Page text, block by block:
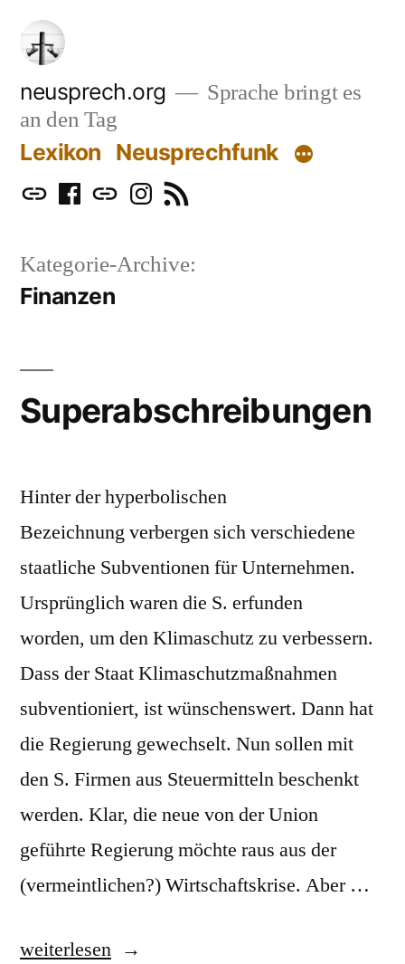
Zum
Inhalt
springen
neusprech.org
Sprache bringt es
an den Tag
Lexikon Neusprechfunk
MastodonFacebook
BlueskyInstagram
RSS
Kategorie-Archive:
Finanzen
Superabschreibungen
Hinter der hyperbolischen
Bezeichnung verbergen sich verschiedene
staatliche Subventionen für Unternehmen.
Ursprünglich waren die S. erfunden
worden, um den Klimaschutz zu verbessern.
Dass der Staat Klimaschutzmaßnahmen
subventioniert, ist wünschenswert. Dann hat
die Regierung gewechselt. Nun sollen mit
den S. Firmen aus Steuermitteln beschenkt
werden. Klar, die neue von der Union
geführte Regierung möchte raus aus der
(vermeintlichen?) Wirtschaftskrise. Aber …
„Superabschreibungen“
weiterlesen